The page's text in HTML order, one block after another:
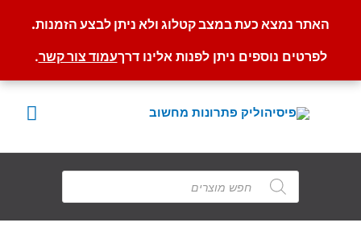
האתר נמצא כעת במצב קטלוג ולא ניתן לבצע הזמנות.
לפרטים נוספים ניתן לפנות אלינו דרךעמוד צור קשר.
דילוג
Products
search